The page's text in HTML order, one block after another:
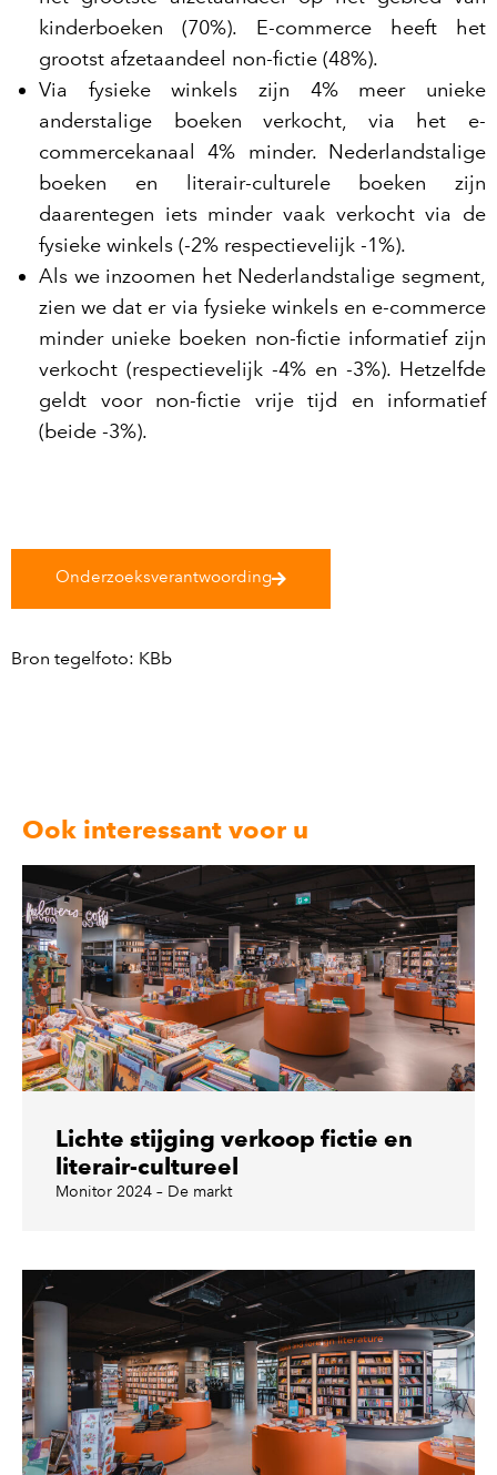
kinderboeken (70%). E-commerce heeft het
grootst afzetaandeel non-fictie (48%).
Via fysieke winkels zijn 4% meer unieke
anderstalige boeken verkocht, via het e-
commercekanaal 4% minder. Nederlandstalige
boeken en literair-culturele boeken zijn
daarentegen iets minder vaak verkocht via de
fysieke winkels (-2% respectievelijk -1%).
Als we inzoomen het Nederlandstalige segment,
zien we dat er via fysieke winkels en e-commerce
minder unieke boeken non-fictie informatief zijn
verkocht (respectievelijk -4% en -3%). Hetzelfde
geldt voor non-fictie vrije tijd en informatief
(beide -3%).
Onderzoeksverantwoording
Bron tegelfoto: KBb
Ook interessant voor u
Lichte stijging verkoop fictie en
literair-cultureel
Monitor 2024 – De markt